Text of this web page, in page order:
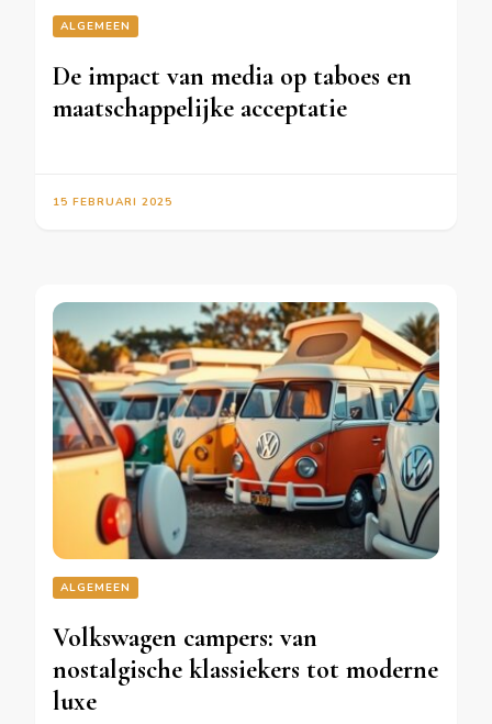
ALGEMEEN
De impact van media op taboes en
maatschappelijke acceptatie
15 FEBRUARI 2025
ALGEMEEN
Volkswagen campers: van
nostalgische klassiekers tot moderne
luxe